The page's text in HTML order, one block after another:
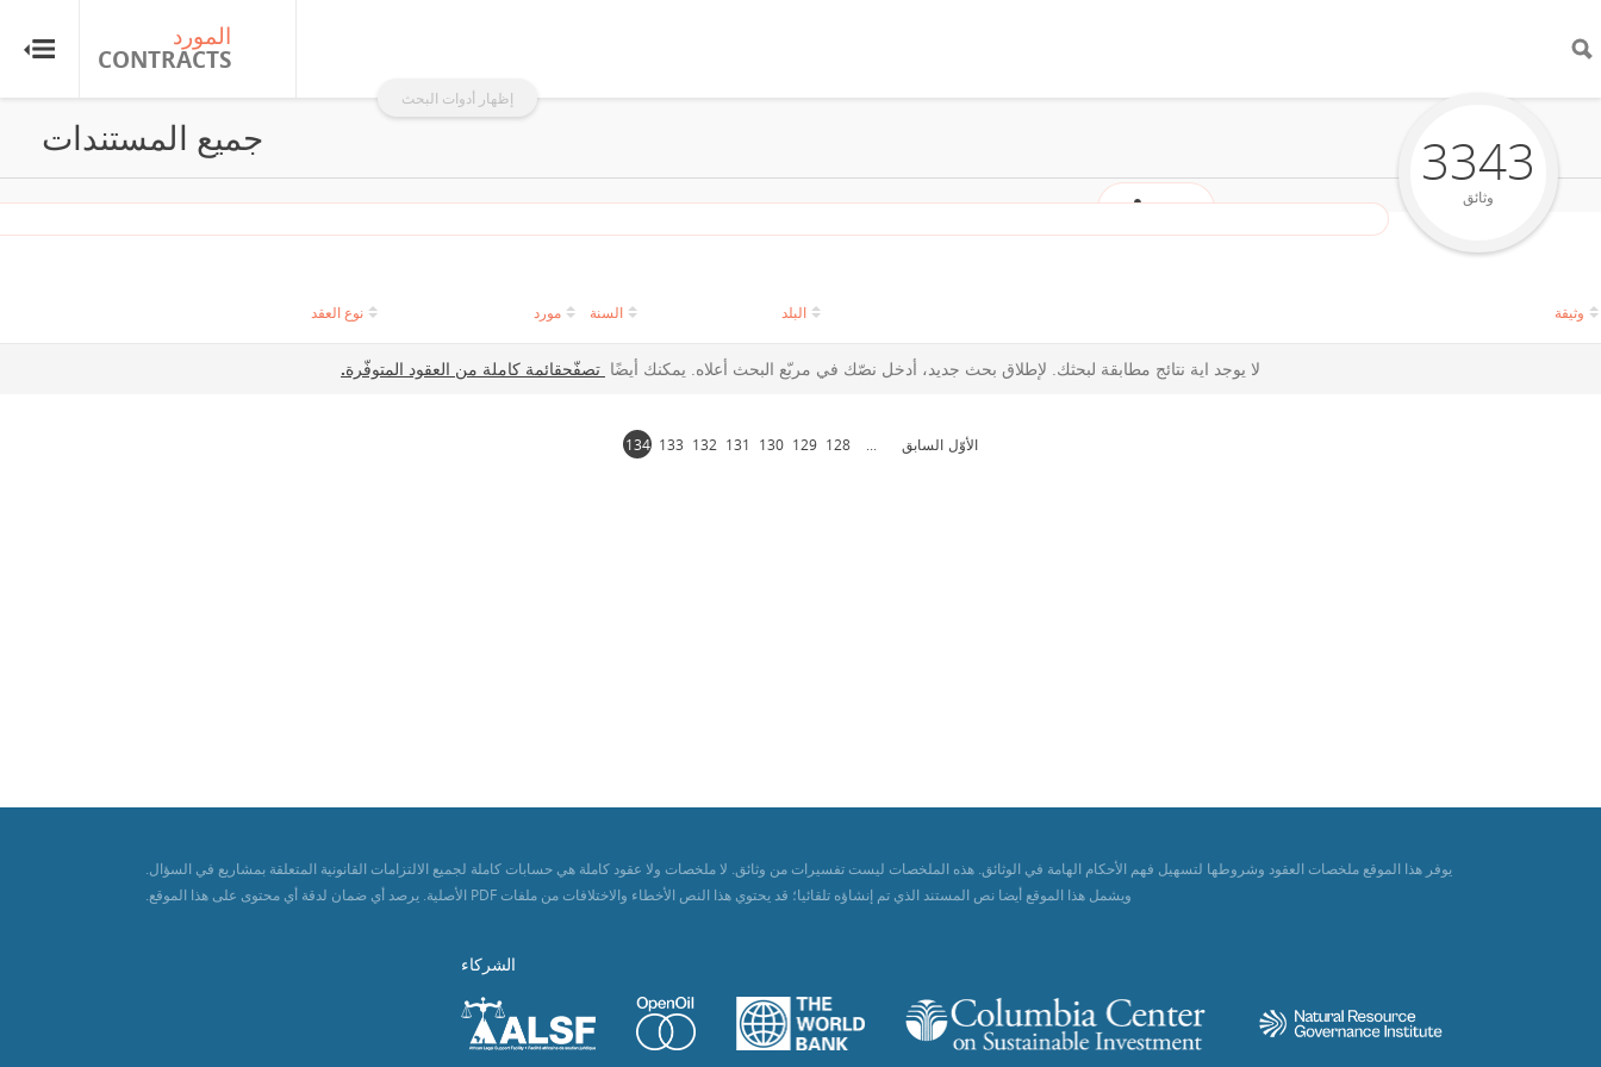
المورد
CONTRACTS
إظهار أدوات البحث
جميع المستندات
شارك
3343
وثائق
وثيقة البلد السنة مورد نوع العقد
لا يوجد اية نتائج مطابقة لبحثك. لإطلاق بحث جديد، أدخل نصّك في مربّع البحث أعلاه. يمكنك أيضًا تصفّحقائمة كاملة من العقود المتوفّرة.
الأوّل السابق 128
129
130
131
132
133
134
يوفر هذا الموقع ملخصات العقود وشروطها لتسهيل فهم الأحكام الهامة في الوثائق. هذه الملخصات ليست تفسيرات من وثائق. لا ملخصات ولا عقود كاملة هي حسابات كاملة لجميع الالتزامات القانونية المتعلقة بمشاريع في السؤال.
ويشمل هذا الموقع أيضا نص المستند الذي تم إنشاؤه تلقائيا؛ قد يحتوي هذا النص الأخطاء والاختلافات من ملفات PDF الأصلية. يرصد أي ضمان لدقة أي محتوى على هذا الموقع.
الشركاء